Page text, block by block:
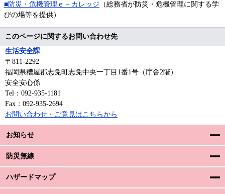
お知らせ
防災無線
ハザードマップ
■防災・危機管理ｅ－カレッジ （総務省が防災・危機管理に関する学
びの場等を提供）
このページに関するお問い合わせ先
生活安全課
〒811-2292
福岡県糟屋郡志免町志免中央一丁目1番1号（庁舎2階）
安全安心係
Tel：092-935-1181
Fax：092-935-2694
お問い合わせ・ご意見はこちらから